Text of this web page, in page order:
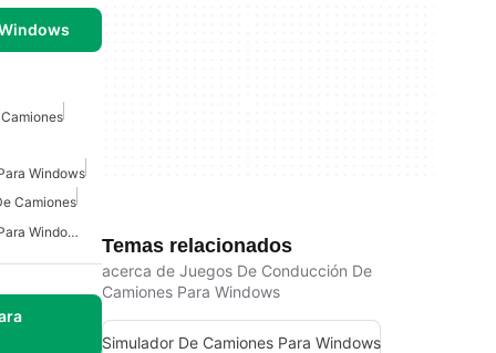
Windows
Camiones
Simulador De Camiones Para Windows 7
Temas relacionados
acerca de Juegos De Conducción De
Camiones Para Windows
Simulador De Camiones Para Windows